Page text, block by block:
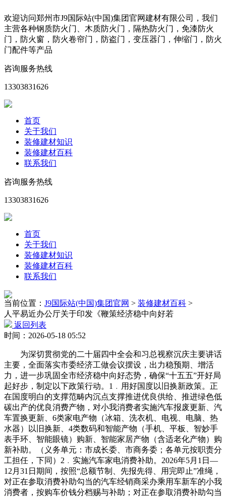
欢迎访问郑州市J9国际站(中国)集团官网建材有限公司，我们
主营各种钢质防火门、木质防火门，隔热防火门，免漆防火
门，防火窗，防火卷帘门，防盗门，变压器门，伸缩门，防火
门配件等产品
咨询服务热线
13303831626
首页
关于我们
装修建材知识
装修建材百科
联系我们
咨询服务热线
13303831626
首页
关于我们
装修建材知识
装修建材百科
联系我们
当前位置： J9国际站(中国)集团官网 > 装修建材百科 >
人平易近办公厅关于印发《鞭策经济稳中向好若
返回列表
时间：2026-05-18 05:52
为深切贯彻党的二十届四中全会和习总视察沉庆主要讲话
主要，全面落实市委经济工做会议摆设，出力稳预期、增活
力，进一步巩固全市经济稳中向好态势，确保“十五五”开好局
起好步，制定以下政策行动。1﹒用好国度以旧换新政策。正
在国度明白的支撑范畴内沉点支撑推进优良供给、推进绿色低
碳出产的优良消费产物，对小我消费者实施汽车报废更新、汽
车置换更新、6类家电产物（冰箱、洗衣机、电视、电脑、热
水器）以旧换新、4类数码和智能产物（手机、平板、智妙手
表手环、智能眼镜）购新、智能家居产物（含适老化产物）购
新补助。（义务单元：市成长委、市商务委；各单元按职责分
工担任，下同）2﹒实施汽车家电消费补助。2026年5月1日—
12月31日期间，按照“总额节制、先报先得、用完即止”准绳，
对正在参取消费补助勾当的汽车经销商采办乘用车新车的小我
消费者，按购车价钱分档赐与补助；对正在参取消费补助勾当